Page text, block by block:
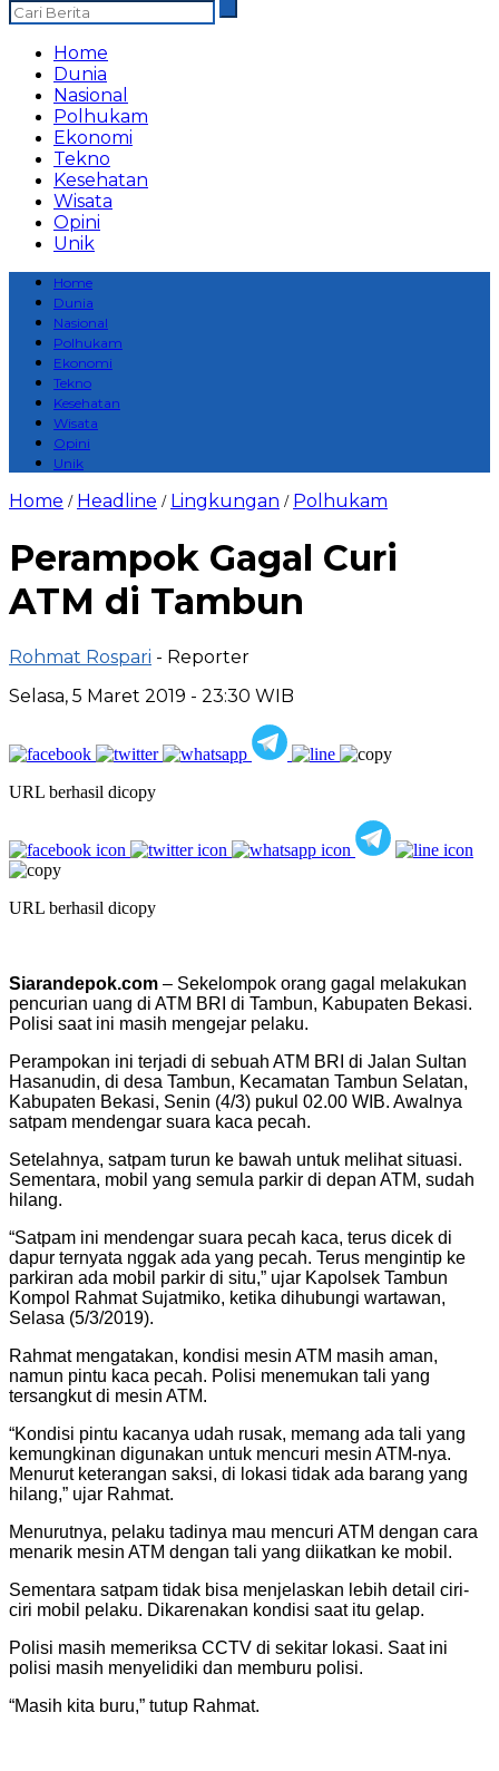
Home
Dunia
Nasional
Polhukam
Ekonomi
Tekno
Kesehatan
Wisata
Opini
Unik
Home
Dunia
Nasional
Polhukam
Ekonomi
Tekno
Kesehatan
Wisata
Opini
Unik
Home / Headline / Lingkungan / Polhukam
Perampok Gagal Curi
ATM di Tambun
Rohmat Rospari - Reporter
Selasa, 5 Maret 2019 - 23:30 WIB
URL berhasil dicopy
URL berhasil dicopy
Siarandepok.com – Sekelompok orang gagal melakukan
pencurian uang di ATM BRI di Tambun, Kabupaten Bekasi.
Polisi saat ini masih mengejar pelaku.
Perampokan ini terjadi di sebuah ATM BRI di Jalan Sultan
Hasanudin, di desa Tambun, Kecamatan Tambun Selatan,
Kabupaten Bekasi, Senin (4/3) pukul 02.00 WIB. Awalnya
satpam mendengar suara kaca pecah.
Setelahnya, satpam turun ke bawah untuk melihat situasi.
Sementara, mobil yang semula parkir di depan ATM, sudah
hilang.
“Satpam ini mendengar suara pecah kaca, terus dicek di
dapur ternyata nggak ada yang pecah. Terus mengintip ke
parkiran ada mobil parkir di situ,” ujar Kapolsek Tambun
Kompol Rahmat Sujatmiko, ketika dihubungi wartawan,
Selasa (5/3/2019).
Rahmat mengatakan, kondisi mesin ATM masih aman,
namun pintu kaca pecah. Polisi menemukan tali yang
tersangkut di mesin ATM.
“Kondisi pintu kacanya udah rusak, memang ada tali yang
kemungkinan digunakan untuk mencuri mesin ATM-nya.
Menurut keterangan saksi, di lokasi tidak ada barang yang
hilang,” ujar Rahmat.
Menurutnya, pelaku tadinya mau mencuri ATM dengan cara
menarik mesin ATM dengan tali yang diikatkan ke mobil.
Sementara satpam tidak bisa menjelaskan lebih detail ciri-
ciri mobil pelaku. Dikarenakan kondisi saat itu gelap.
Polisi masih memeriksa CCTV di sekitar lokasi. Saat ini
polisi masih menyelidiki dan memburu polisi.
“Masih kita buru,” tutup Rahmat.